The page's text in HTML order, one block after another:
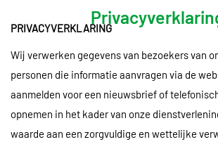
PRIVACYVERKLARING
Wij verwerken gegevens van bezoekers van
personen die informatie aanvragen via de
aanmelden voor een nieuwsbrief of
opnemen in het kader van onze
waarde aan een zorgvuldige en wettelijke